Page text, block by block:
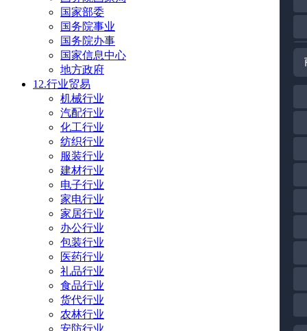
国家部委
国务院事业
国务院办事
国家信息中心
地方政府
12.行业贸易
机械行业
汽配行业
化工行业
纺织行业
服装行业
建材行业
电子行业
家电行业
家居行业
办公行业
包装行业
医药行业
礼品行业
食品行业
货代行业
农林行业
安防行业